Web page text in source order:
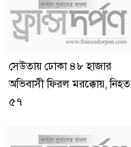
সেউতায় ঢোকা ৪৮ হাজার
অভিবাসী ফিরল মরক্কোয়, নিহত
৫৭